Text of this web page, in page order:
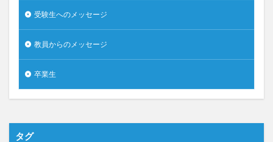
受験生へのメッセージ
教員からのメッセージ
卒業生
タグ